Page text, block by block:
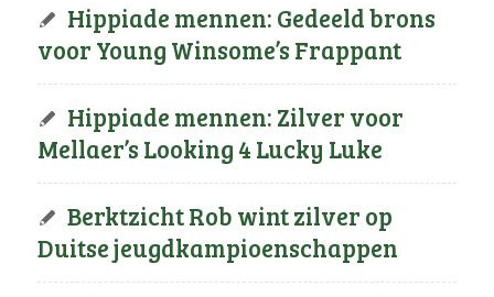
Hippiade mennen: Gedeeld brons
voor Young Winsome’s Frappant
Hippiade mennen: Zilver voor
Mellaer’s Looking 4 Lucky Luke
Berktzicht Rob wint zilver op
Duitse jeugdkampioenschappen